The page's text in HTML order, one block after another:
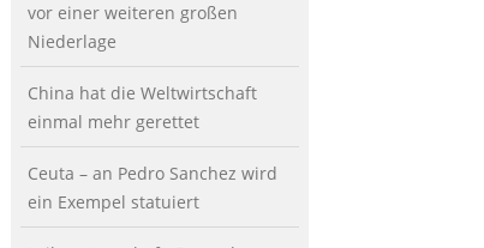
vor einer weiteren großen
Niederlage
China hat die Weltwirtschaft
einmal mehr gerettet
Ceuta – an Pedro Sanchez wird
ein Exempel statuiert